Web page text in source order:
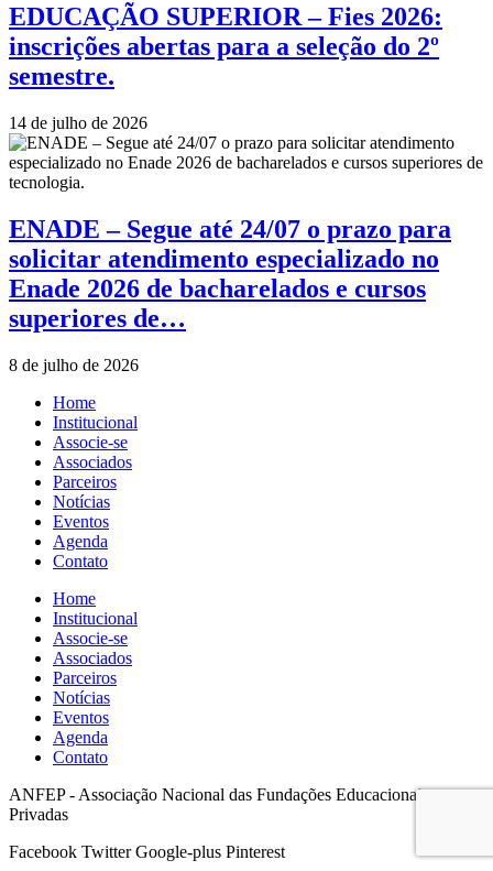
EDUCAÇÃO SUPERIOR – Fies 2026:
inscrições abertas para a seleção do 2º
semestre.
14 de julho de 2026
ENADE – Segue até 24/07 o prazo para
solicitar atendimento especializado no
Enade 2026 de bacharelados e cursos
superiores de…
8 de julho de 2026
Home
Institucional
Associe-se
Associados
Parceiros
Notícias
Eventos
Agenda
Contato
Home
Institucional
Associe-se
Associados
Parceiros
Notícias
Eventos
Agenda
Contato
ANFEP - Associação Nacional das Fundações Educacionais
Privadas
Facebook Twitter Google-plus Pinterest